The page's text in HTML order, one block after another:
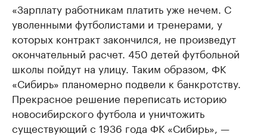
«Зарплату работникам платить уже нечем. С
уволенными футболистами и тренерами, у
которых контракт закончился, не произведут
окончательный расчет. 450 детей футбольной
школы пойдут на улицу. Таким образом, ФК
«Сибирь» планомерно подвели к банкротству.
Прекрасное решение переписать историю
новосибирского футбола и уничтожить
существующий с 1936 года ФК «Сибирь», —